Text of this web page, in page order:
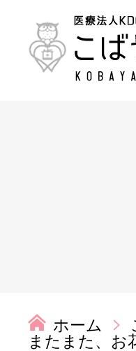
ホーム
またまた、お